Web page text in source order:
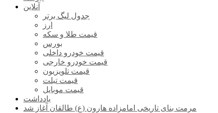
آنلاین
جدول لیگ برتر
ارز
قیمت طلا و سکه
بورس
قیمت خودرو داخلی
قیمت خودرو خارجی
قیمت تلویزیون
قیمت تبلت
قیمت موبایل
یادداشت
مرمت بنای تاریخی امامزاده هارون (ع) طالقان آغاز شد